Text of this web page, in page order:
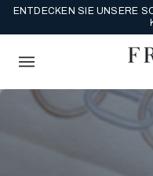
ENTDECKEN SIE UNSERE